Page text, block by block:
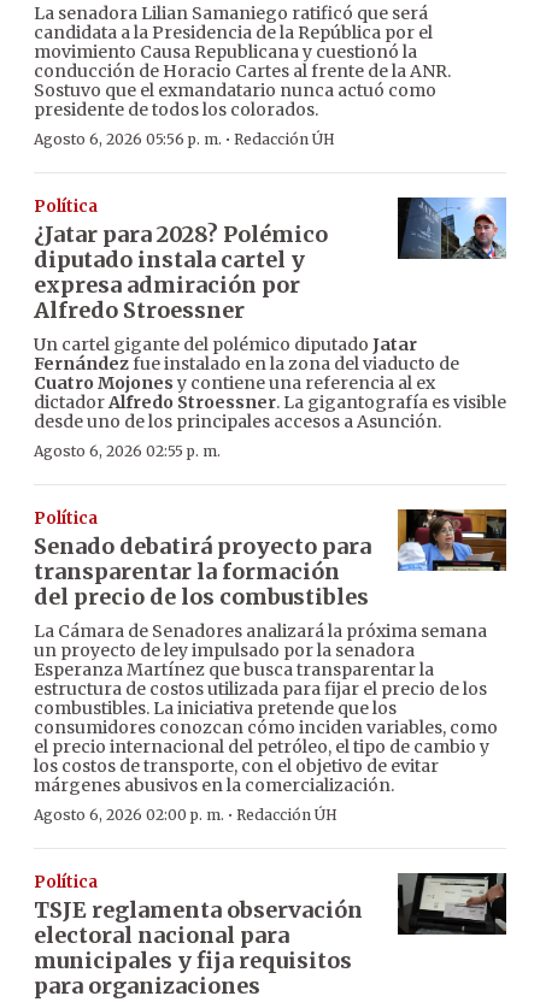
La senadora Lilian Samaniego ratificó que será
candidata a la Presidencia de la República por el
movimiento Causa Republicana y cuestionó la
conducción de Horacio Cartes al frente de la ANR.
Sostuvo que el exmandatario nunca actuó como
presidente de todos los colorados.
Agosto 6, 2026 05:56 p. m. · Redacción ÚH
Política
¿Jatar para 2028? Polémico
diputado instala cartel y
expresa admiración por
Alfredo Stroessner
Un cartel gigante del polémico diputado Jatar
Fernándezfue instalado en la zona del viaducto de
Cuatro Mojones y contiene una referencia al ex
dictadorAlfredo Stroessner. La gigantografía es visible
desde uno de los principales accesos a Asunción.
Agosto 6, 2026 02:55 p. m.
Política
Senado debatirá proyecto para
transparentar la formación
del precio de los combustibles
La Cámara de Senadores analizará la próxima semana
un proyecto de ley impulsado por la senadora
Esperanza Martínez que busca transparentar la
estructura de costos utilizada para fijar el precio de los
combustibles. La iniciativa pretende que los
consumidores conozcan cómo inciden variables, como
el precio internacional del petróleo, el tipo de cambio y
los costos de transporte, con el objetivo de evitar
márgenes abusivos en la comercialización.
Agosto 6, 2026 02:00 p. m. · Redacción ÚH
Política
TSJE reglamenta observación
electoral nacional para
municipales y fija requisitos
para organizaciones